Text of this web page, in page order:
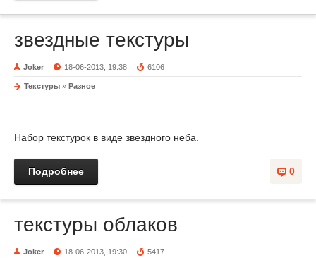
звездные текстуры
Joker 18-06-2013, 19:38 6106
Текстуры » Разное
Набор текстурок в виде звездного неба.
0
Подробнее
текстуры облаков
Joker 18-06-2013, 19:30 5417